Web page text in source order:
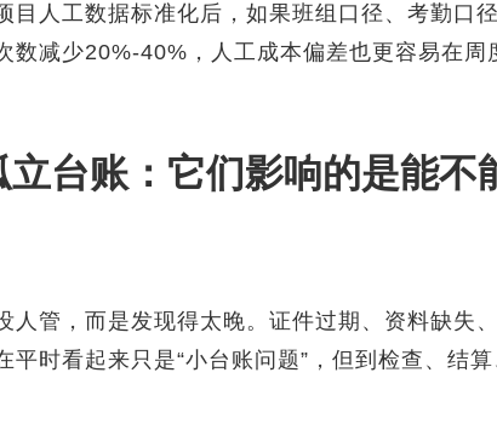
目人工数据标准化后，如果班组口径、考勤口
数减少20%-40%，人工成本偏差也更容易在周
台账：它们影响的是能不
人管，而是发现得太晚。证件过期、资料缺失
时看起来只是“小台账问题”，但到检查、结